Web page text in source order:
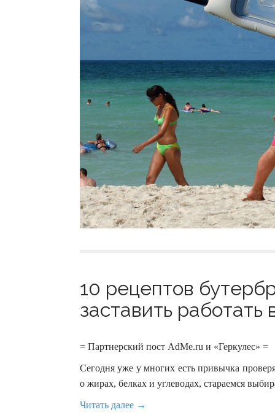
10 рецептов
заставить работать
= Партнерский пост AdMe.ru и «Геркулес» =
Сегодня уже у многих есть привычка
о жирах, белках и углеводах, стараемся
Читать далее →